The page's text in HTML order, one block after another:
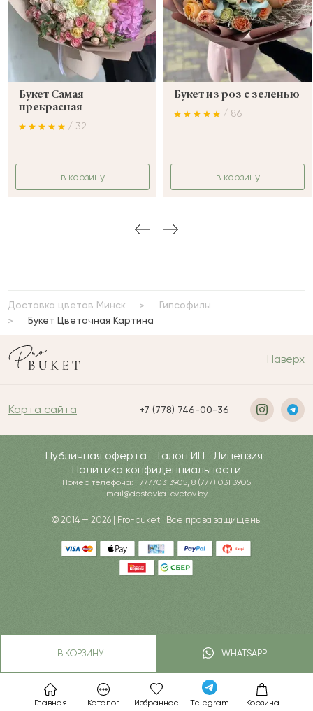
Главная Каталог Избранное Telegram Корзина
В КОРЗИНУ WHATSAPP
Букет Самая
прекрасная
/ 32
в корзину
Букет из роз с зеленью
/ 86
в корзину
Доставка цветов Минск
Гипсофилы
Букет Цветочная Картина
Наверх
Карта сайта +7 (778) 746-00-36
Публичная оферта Талон ИП
Лицензия
Политика конфиденциальности
Номер телефона: +77770313905, 8 (777) 031 3905
mail@dostavka-cvetov.by
© 2014 — 2026 | Pro-buket | Все права защищены